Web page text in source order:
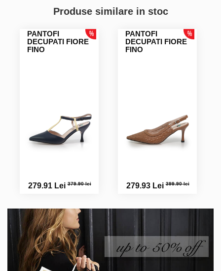
Produse similare in stoc
PANTOFI
DECUPATI FIORE
FINO
279.91 Lei379.90 lei
PANTOFI
DECUPATI FIORE
FINO
279.93 Lei399.90 lei